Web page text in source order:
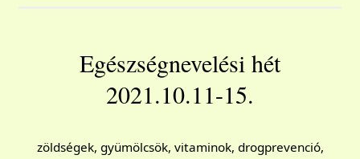
Egészségnevelési hét
2021.10.11-15.
zöldségek, gyümölcsök, vitaminok, drogprevenció,